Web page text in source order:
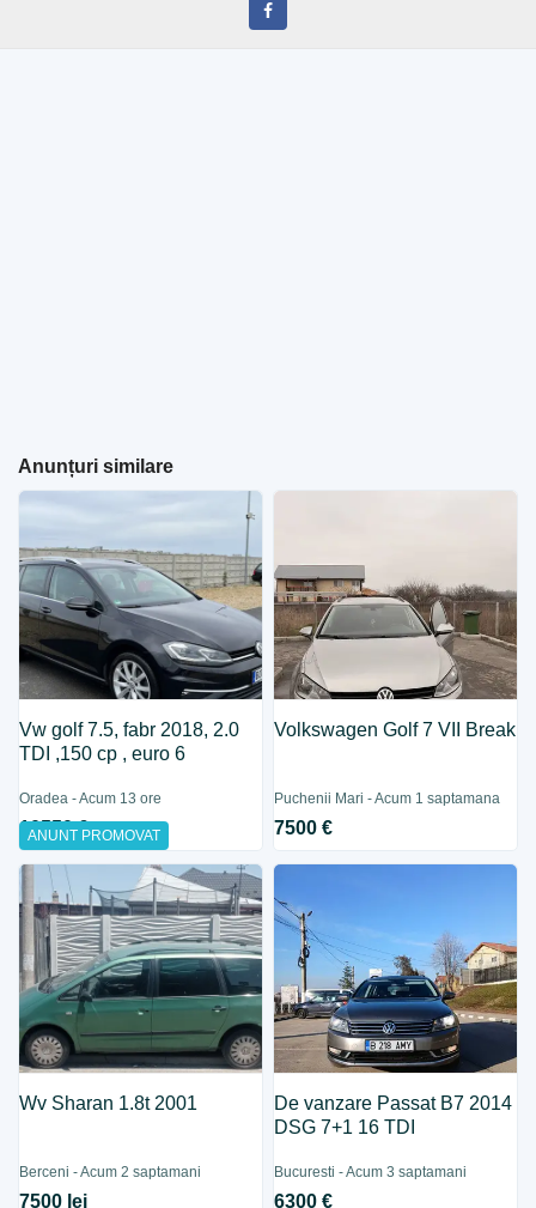
Anunțuri similare
ANUNT PROMOVAT
Vw golf 7.5, fabr 2018, 2.0
TDI ,150 cp , euro 6
Oradea - Acum 13 ore
10550 €
Volkswagen Golf 7 VII Break
Puchenii Mari - Acum 1 saptamana
7500 €
Wv Sharan 1.8t 2001
Berceni - Acum 2 saptamani
7500 lei
De vanzare Passat B7 2014
DSG 7+1 16 TDI
Bucuresti - Acum 3 saptamani
6300 €